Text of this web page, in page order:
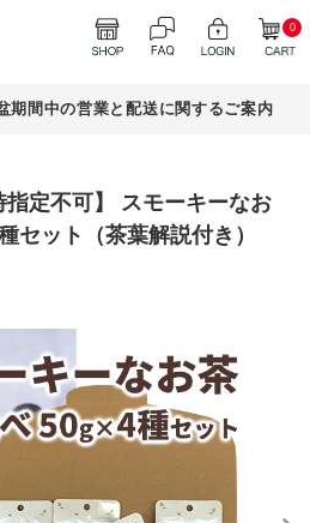
0
期間中の営業と配送に関するご案内
指定不可】 スモーキーなお
セット（茶葉解説付き）